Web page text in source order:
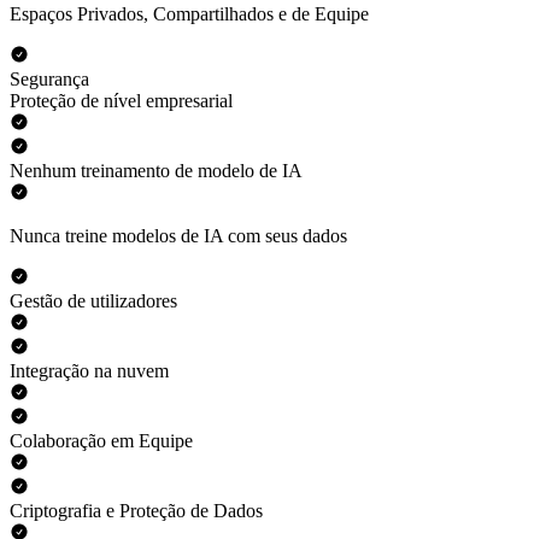
Espaços Privados, Compartilhados e de Equipe
Segurança
Proteção de nível empresarial
Nenhum treinamento de modelo de IA
Nunca treine modelos de IA com seus dados
Gestão de utilizadores
Integração na nuvem
Colaboração em Equipe
Criptografia e Proteção de Dados